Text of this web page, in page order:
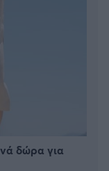
δώρα για